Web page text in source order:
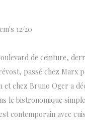
12/20
de ceinture,
passé chez Marx
et chez Bruno Oger a
le bistronomique
contemporain avec